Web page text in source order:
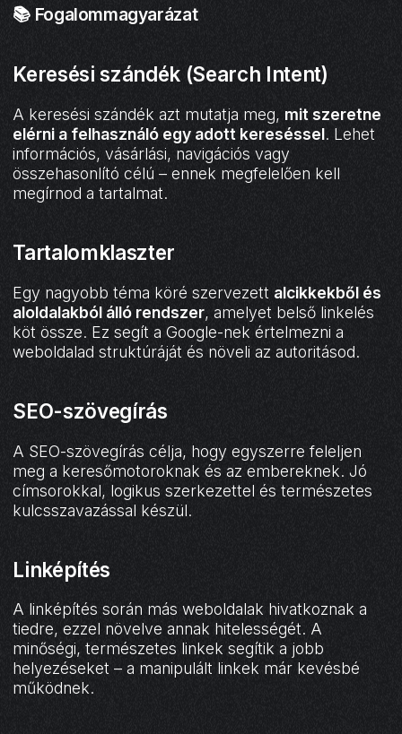
📚 Fogalommagyarázat
Keresési szándék (Search Intent)
A keresési szándék azt mutatja meg, mit szeretne
elérni a felhasználó egy adott kereséssel. Lehet
információs, vásárlási, navigációs vagy
összehasonlító célú – ennek megfelelően kell
megírnod a tartalmat.
Tartalomklaszter
Egy nagyobb téma köré szervezett alcikkekből és
aloldalakból álló rendszer, amelyet belső linkelés
köt össze. Ez segít a Google-nek értelmezni a
weboldalad struktúráját és növeli az autoritásod.
SEO-szövegírás
A SEO-szövegírás célja, hogy egyszerre feleljen
meg a keresőmotoroknak és az embereknek. Jó
címsorokkal, logikus szerkezettel és természetes
kulcsszavazással készül.
Linképítés
A linképítés során más weboldalak hivatkoznak a
tiedre, ezzel növelve annak hitelességét. A
minőségi, természetes linkek segítik a jobb
helyezéseket – a manipulált linkek már kevésbé
működnek.